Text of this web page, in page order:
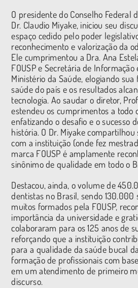
O presidente do Conselho Federal
Dr. Claudio Miyake, iniciou seu
espaço cedido pelo poder
reconhecimento e valorização da
Ele cumprimentou a Dra. Ana
FOUSP e Secretária de Informação
Ministério da Saúde, elogiando
saúde do país e os resultados
tecnologia. Ao saudar o diretor,
estendeu os cumprimentos a todo
enfatizando o desafio e o sucesso
história. O Dr. Miyake
com a instituição (onde fez
marca FOUSP é amplamente
sinônimo de qualidade em todo o
Destacou, ainda, o volume de
dentistas no Brasil, sendo 130.000
muitos formados pela FOUSP,
importância da universidade e
colaboraram para os 125 anos de
reforçando que a instituição
para a qualidade da saúde bucal
formação de profissionais com
em um atendimento de primeiro
discurso.